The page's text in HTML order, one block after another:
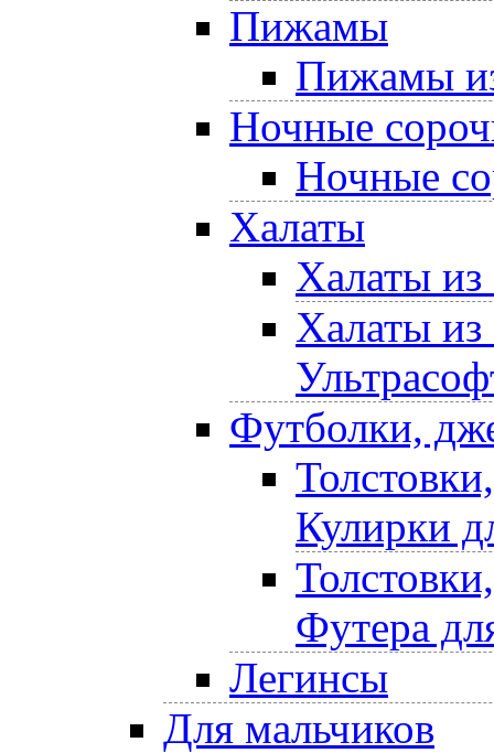
Пижамы
Пижамы
Ночные
Ночные
Халаты
Халаты из
Халаты
Футболки,
Кулирки
Футера
Легинсы
Для мальчиков